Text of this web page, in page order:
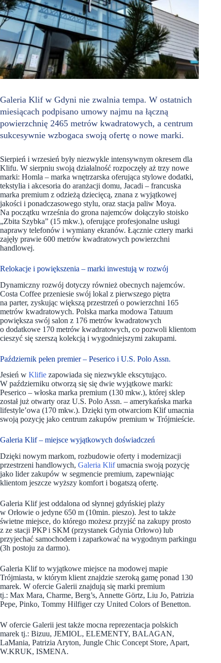
Galeria Klif w Gdyni nie zwalnia tempa. W ostatnich
miesiącach podpisano umowy najmu na łączną
powierzchnię 2465 metrów kwadratowych, a centrum
sukcesywnie wzbogaca swoją ofertę o nowe marki.
Sierpień i wrzesień były niezwykle intensywnym okresem dla
Klifu. W sierpniu swoją działalność rozpoczęły aż trzy nowe
marki: Homla – marka wnętrzarska oferująca stylowe dodatki,
tekstylia i akcesoria do aranżacji domu, Jacadi – francuska
marka premium z odzieżą dziecięcą, znana z wyjątkowej
jakości i ponadczasowego stylu, oraz stacja paliw Moya.
Na początku września do grona najemców dołączyło stoisko
„Zbita Szybka” (15 mkw.), oferujące profesjonalne usługi
naprawy telefonów i wymiany ekranów. Łącznie cztery marki
zajęły prawie 600 metrów kwadratowych powierzchni
handlowej.
Relokacje i powiększenia – marki inwestują w rozwój
Dynamiczny rozwój dotyczy również obecnych najemców.
Costa Coffee przeniesie swój lokal z pierwszego piętra
na parter, zyskując większą przestrzeń o powierzchni 165
metrów kwadratowych. Polska marka modowa Tatuum
powiększa swój salon z 176 metrów kwadratowych
o dodatkowe 170 metrów kwadratowych, co pozwoli klientom
cieszyć się szerszą kolekcją i wygodniejszymi zakupami.
Październik pełen premier – Peserico i U.S. Polo Assn.
Jesień w Klifie zapowiada się niezwykle ekscytująco.
W październiku otworzą się się dwie wyjątkowe marki:
Peserico – włoska marka premium (130 mkw.), której sklep
został już otwarty oraz U.S. Polo Assn. – amerykańska marka
lifestyle’owa (170 mkw.). Dzięki tym otwarciom Klif umacnia
swoją pozycję jako centrum zakupów premium w Trójmieście.
Galeria Klif – miejsce wyjątkowych doświadczeń
Dzięki nowym markom, rozbudowie oferty i modernizacji
przestrzeni handlowych, Galeria Klifumacnia swoją pozycję
jako lider zakupów w segmencie premium, zapewniając
klientom jeszcze wyższy komfort i bogatszą ofertę.
Galeria Klif jest oddalona od słynnej gdyńskiej plaży
w Orłowie o jedyne 650 m (10min. pieszo). Jest to także
świetne miejsce, do którego możesz przyjść na zakupy prosto
z ze stacji PKP i SKM (przystanek Gdynia Orłowo) lub
przyjechać samochodem i zaparkować na wygodnym parkingu
(3h postoju za darmo).
Galeria Klif to wyjątkowe miejsce na modowej mapie
Trójmiasta, w którym klient znajdzie szeroką gamę ponad 130
marek. W ofercie Galerii znajdują się marki premium
tj.: Max Mara, Charme, Berg’s, Annette Görtz, Liu Jo, Patrizia
Pepe, Pinko, Tommy Hilfiger czy United Colors of Benetton.
W ofercie Galerii jest także mocna reprezentacja polskich
marek tj.: Bizuu, JEMIOL, ELEMENTY, BALAGAN,
LaMania, Patrizia Aryton, Jungle Chic Concept Store, Apart,
W.KRUK, ISMENA.